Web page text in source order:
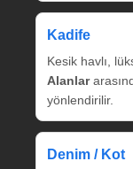
Kadife
Kesik havlı,
Alanlar
yönlendirilir.
Denim / Kot